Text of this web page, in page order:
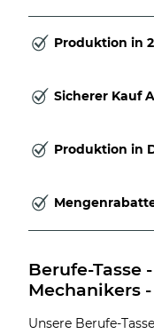
Produktion in
Sicherer Kauf
Produktion in
Berufe-Tasse
Mechanikers
Unsere Berufe-